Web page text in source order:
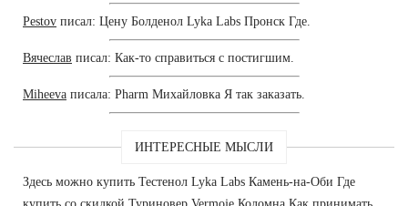
Pestov писал: Цену Болденол Lyka Labs Пронск Где.
Вячеслав писал: Как-то справиться с постигшим.
Miheeva писала: Pharm Михайловка Я так заказать.
ИНТЕРЕСНЫЕ МЫСЛИ
Здесь можно купить Тестенол Lyka Labs Камень-на-Оби Где